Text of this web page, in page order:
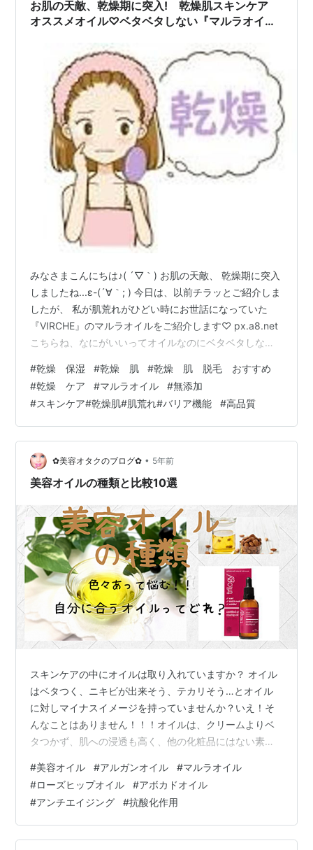
お肌の天敵、乾燥期に突入! 乾燥肌スキンケア
オススメオイル♡ベタベタしない『マルラオイ
みなさまこんにちは♪( ´▽｀) お肌の天敵、 乾燥期に突入
しましたね...ε-(´∀｀; ) 今日は、以前チラッとご紹介しま
したが、 私が肌荒れがひどい時にお世話になっていた
『VIRCHE』のマルラオイルをご紹介します♡ px.a8.net
こちらね、なにがいいってオイルなのにベタベタしない!!
料不使用。 高品質のオイルなのです( ；∀；)素晴らしい
♡ １滴でよく伸びるので、コスパも◎ 頭皮&ヘアケアに
も使える!! 私ですね、 乾燥酷くて、顔だけじゃなく頭皮
も剥けちゃってたんです...。 なので頭皮に使えるのは、
かなり嬉しかったです(…
#乾燥 保湿 #乾燥 肌 #乾燥 肌 脱毛 おすすめ
#乾燥 ケア #マルラオイル #無添加
#スキンケア#乾燥肌#肌荒れ#バリア機能 #高品質
✿美容オタクのブログ✿ • 5年前
美容オイルの種類と比較10選
スキンケアの中にオイルは取り入れていますか？ オイル
はベタつく、ニキビが出来そう、テカリそう…とオイル
に対しマイナスイメージを持っていませんか？いえ！そ
んなことはありません！！！オイルは、クリームよりベ
タつかず、肌への浸透も高く、他の化粧品にはない素晴
て、アーモンドオイルとかローズヒップオイルとか色々
聞くけど… どれがいいのかわからない！ という方に、美
容オイルについての特徴と、おすすめの商品をご紹介し
ていきます。 美容オイルのメリット ①マルチに使用で
きる ②肌が柔らかくなる ③水分補給のサポート ④バ
#美容オイル #アルガンオイル #マルラオイル
#ローズヒップオイル #アボカドオイル
#アンチエイジング #抗酸化作用